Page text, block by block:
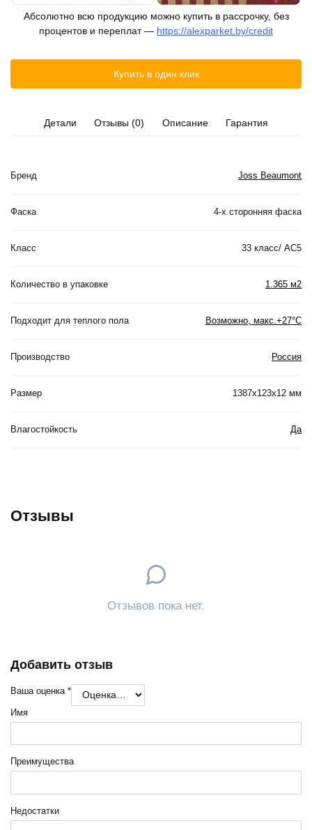
Абсолютно всю продукцию можно купить в рассрочку, без
процентов и переплат — https://alexparket.by/credit
Купить в один клик
Детали Отзывы (0) Описание Гарантия
Бренд Joss Beaumont
Фаска 4-х сторонняя фаска
Класс 33 класс/ АС5
Количество в упаковке 1.365 м2
Подходит для теплого пола Возможно, макс.+27°С
Производство Россия
Размер 1387x123x12 мм
Влагостойкость Да
Отзывы
Отзывов пока нет.
Добавить отзыв
Ваша оценка *
Имя
Преимущества
Недостатки